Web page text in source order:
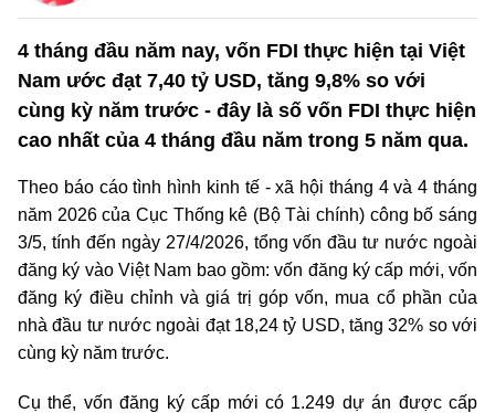
4 tháng đầu năm nay, vốn FDI thực hiện tại Việt
Nam ước đạt 7,40 tỷ USD, tăng 9,8% so với
cùng kỳ năm trước - đây là số vốn FDI thực hiện
cao nhất của 4 tháng đầu năm trong 5 năm qua.
Theo báo cáo tình hình kinh tế - xã hội tháng 4 và 4 tháng
năm 2026 của Cục Thống kê (Bộ Tài chính) công bố sáng
3/5, tính đến ngày 27/4/2026, tổng vốn đầu tư nước ngoài
đăng ký vào Việt Nam bao gồm: vốn đăng ký cấp mới, vốn
đăng ký điều chỉnh và giá trị góp vốn, mua cổ phần của
nhà đầu tư nước ngoài đạt 18,24 tỷ USD, tăng 32% so với
cùng kỳ năm trước.
Cụ thể, vốn đăng ký cấp mới có 1.249 dự án được cấp